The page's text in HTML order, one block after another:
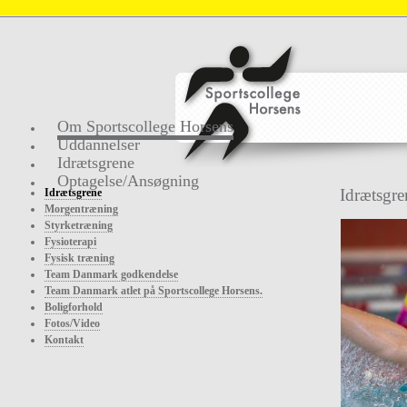
Om Sportscollege Horsens
Uddannelser
Idrætsgrene
Optagelse/Ansøgning
Idrætsgrene
Morgentræning
Styrketræning
Fysioterapi
Fysisk træning
Team Danmark godkendelse
Team Danmark atlet på Sportscollege Horsens.
Boligforhold
Fotos/Video
Kontakt